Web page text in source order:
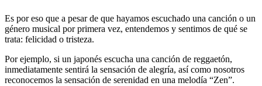
Es por eso que a pesar de que hayamos escuchado una canción o un
género musical por primera vez, entendemos y sentimos de qué se
trata: felicidad o tristeza.
Por ejemplo, si un japonés escucha una canción de reggaetón,
inmediatamente sentirá la sensación de alegría, así como nosotros
reconocemos la sensación de serenidad en una melodía “Zen”.